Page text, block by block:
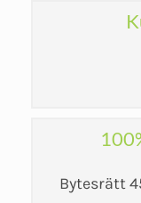
Bytesrätt